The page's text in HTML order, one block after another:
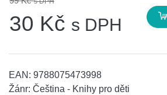
30 Kč s DPH
EAN: 9788075473998
Žánr: Čeština - Knihy pro děti